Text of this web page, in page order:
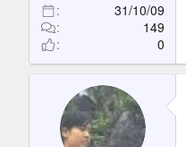
31/10/09
149
0